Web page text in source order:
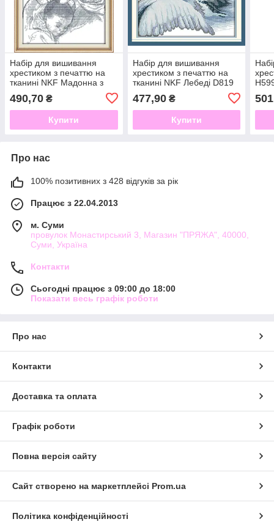
Набір для вишивання
хрестиком з печаттю на
тканині NKF Мадонна з
490,70 ₴
Купити
Набір для вишивання
хрестиком з печаттю на
тканині NKF Лебеді D819
477,90₴
Купити
Про нас
100% позитивних з 428 відгуків за рік
Працює з 22.04.2013
м. Суми
провулок Монастирський 3, Магазин "ПРЯЖА", 40000,
Суми, Україна
Контакти
Сьогодні працює з 09:00 до 18:00
Показати весь графік роботи
Про нас
Контакти
Доставка та оплата
Графік роботи
Повна версія сайту
Сайт створено на маркетплейсі Prom.ua
Політика конфіденційності